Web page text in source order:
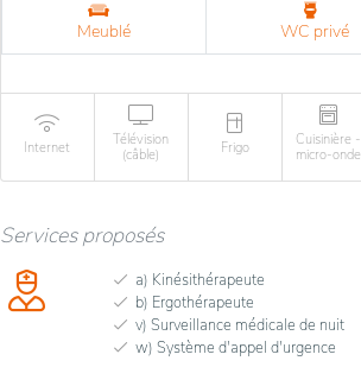
Meublé WC privé
Internet
Télévision
(câble)
Frigo
Cuisinière -
micro-onde
Services proposés
a) Kinésithérapeute
b) Ergothérapeute
v) Surveillance médicale de nuit
w) Système d'appel d'urgence